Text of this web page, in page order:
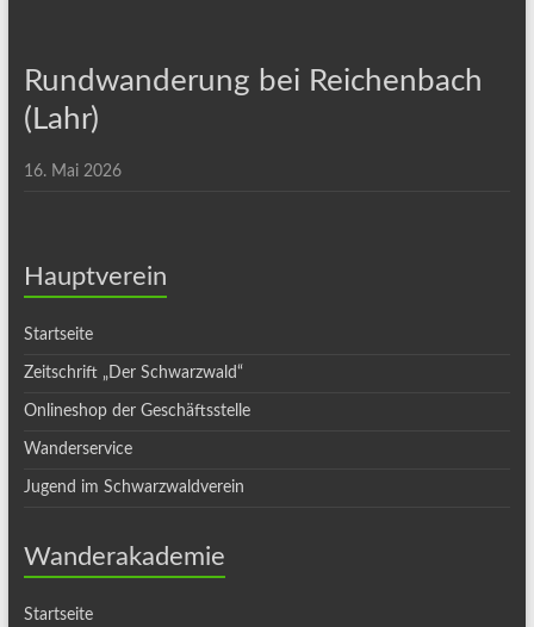
Rundwanderung bei Reichenbach
(Lahr)
16. Mai 2026
Hauptverein
Startseite
Zeitschrift „Der Schwarzwald“
Onlineshop der Geschäftsstelle
Wanderservice
Jugend im Schwarzwaldverein
Wanderakademie
Startseite